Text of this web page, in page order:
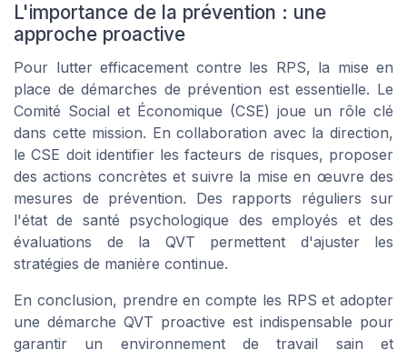
L'importance de la prévention : une
approche proactive
Pour lutter efficacement contre les RPS, la mise en
place de démarches de prévention est essentielle. Le
Comité Social et Économique (CSE) joue un rôle clé
dans cette mission. En collaboration avec la direction,
le CSE doit identifier les facteurs de risques, proposer
des actions concrètes et suivre la mise en œuvre des
mesures de prévention. Des rapports réguliers sur
l'état de santé psychologique des employés et des
évaluations de la QVT permettent d'ajuster les
stratégies de manière continue.
En conclusion, prendre en compte les RPS et adopter
une démarche QVT proactive est indispensable pour
garantir un environnement de travail sain et